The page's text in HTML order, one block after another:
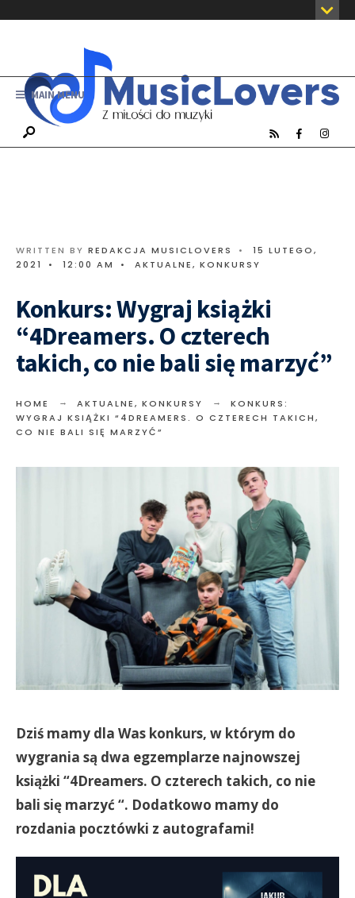
MAIN MENU
WRITTEN BY REDAKCJA MUSICLOVERS •
15 LUTEGO,
2021
• 12:00 AM • AKTUALNE, KONKURSY
Konkurs: Wygraj książki
“4Dreamers. O czterech
takich, co nie bali się marzyć”
HOME AKTUALNE, KONKURSY
KONKURS:
WYGRAJ KSIĄŻKI “4DREAMERS. O CZTERECH TAKICH,
CO NIE BALI SIĘ MARZYĆ”
Dziś mamy dla Was konkurs, w którym do
wygrania są dwa egzemplarze najnowszej
książki “4Dreamers. O czterech takich, co nie
bali się marzyć “. Dodatkowo mamy do
rozdania pocztówki z autografami!